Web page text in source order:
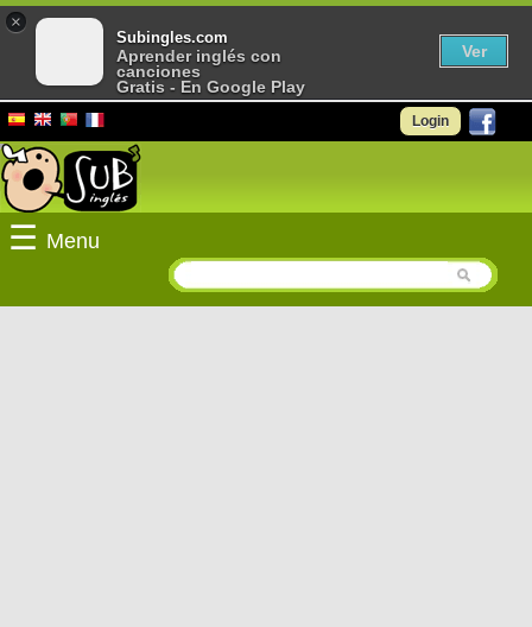
Login
☰ Menu
×
Subingles.com
Aprender inglés con
canciones
Gratis - En Google Play
Ver